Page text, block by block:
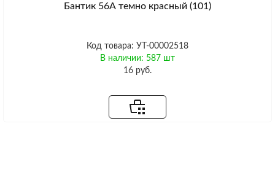
Бантик 56А темно красный (101)
Код товара: УТ-00002518
В наличии: 587 шт
16 руб.